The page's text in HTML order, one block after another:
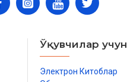
Ўқувчилар учун
Электрон Китоблар